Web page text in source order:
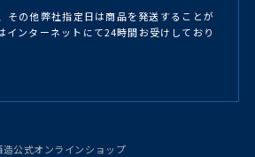
その他弊社指定日は商品を発送することが
インターネットにて24時間お受けしており
公式オンラインショップ